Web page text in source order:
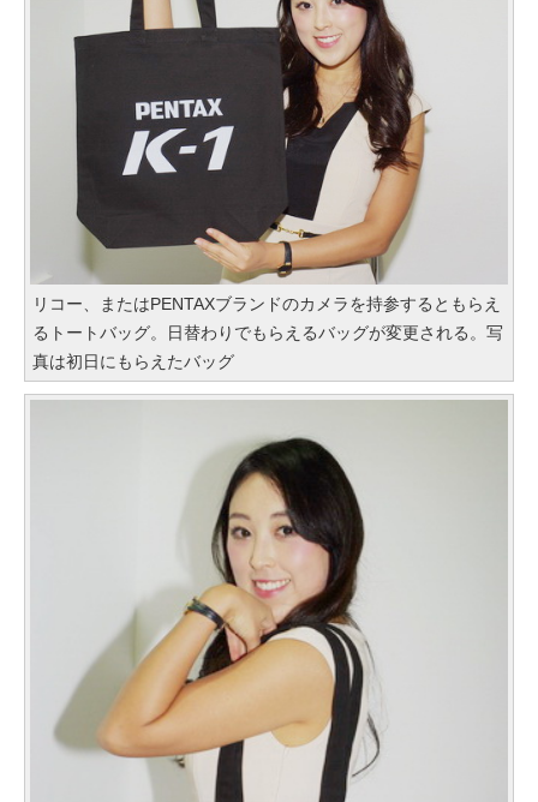
リコー、またはPENTAXブランドのカメラを持参するともらえ
るトートバッグ。日替わりでもらえるバッグが変更される。写
真は初日にもらえたバッグ